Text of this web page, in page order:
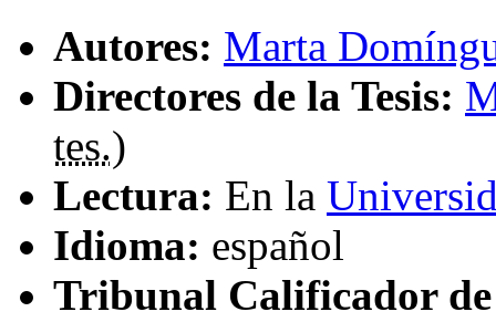
Autores: Marta
Directores de la Tesis:
tes.)
Lectura: En la
Idioma: español
Tribunal Calificador de